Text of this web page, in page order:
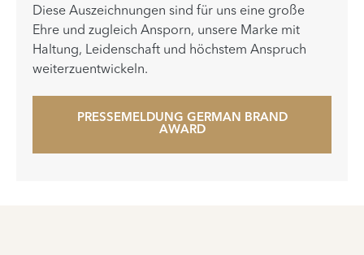
Diese Auszeichnungen sind für uns eine große
Ehre und zugleich Ansporn, unsere Marke mit
Haltung, Leidenschaft und höchstem Anspruch
weiterzuentwickeln.
PRESSEMELDUNG GERMAN BRAND
AWARD